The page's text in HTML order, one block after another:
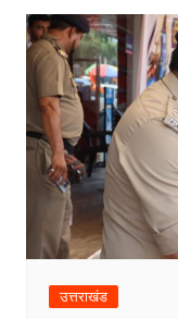
उत्तराखंड